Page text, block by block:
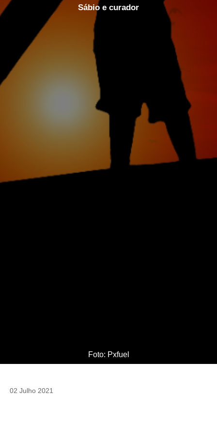
Sábio e curador
Foto: Pxfuel
02 Julho 2021